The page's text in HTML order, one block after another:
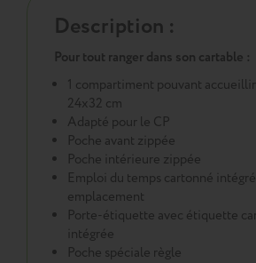
Description :
Pour tout ranger dans son cartable :
1 compartiment pouvant
24x32 cm
Adapté pour le CP
Poche avant zippée
Poche intérieure zippée
Emploi du temps cartonné
emplacement
Porte-étiquette avec étiquette
intégrée
Poche spéciale règle